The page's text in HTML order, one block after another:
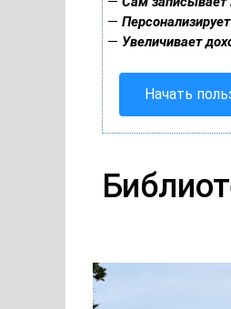
—
— Увеличивает
Начать